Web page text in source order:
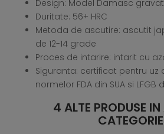
Design: Model Damasc
Duritate: 56+ HRC
Metoda de ascutire: ascutit
de 12-14 grade
Proces de intarire: intarit cu
Siguranta: certificat pentru
normelor FDA din SUA si LFGB
4 ALTE PRODUSE